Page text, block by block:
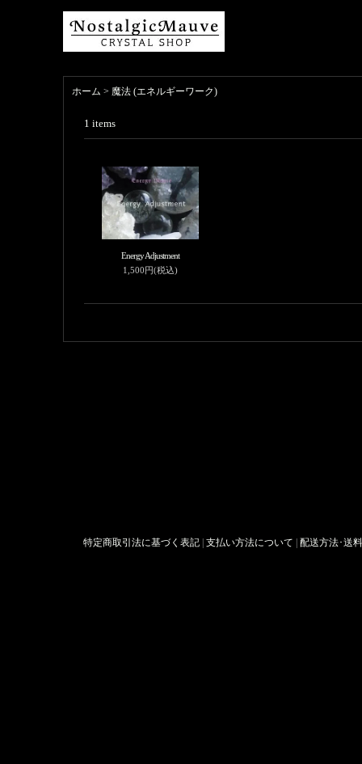
ホーム > 魔法 (エネルギーワーク)
1 items
Energy Adjustment
1,500円(税込)
特定商取引法に基づく表記| 支払い方法について 配送方法･送